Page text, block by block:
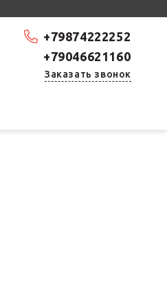
+79874222252
+79046621160
Заказать звонок